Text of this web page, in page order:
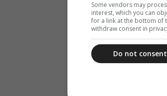
Some vendors may
interest, which you can
for a link at the bottom of
withdraw consent in
Do not consent